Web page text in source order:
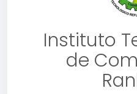
Instituto
de